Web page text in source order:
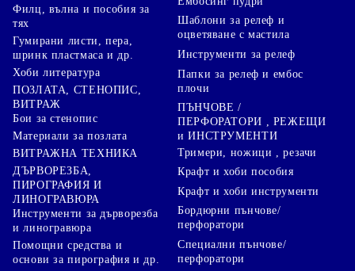
Филц, вълна и пособия за
тях
Гумирани листи, пера,
шринк пластмаса и др.
Хоби литература
ПОЗЛАТА, СТЕНОПИС,
ВИТРАЖ
Бои за стенопис
Материали за позлата
ВИТРАЖНА ТЕХНИКА
ДЪРВОРЕЗБА,
ПИРОГРАФИЯ И
ЛИНОГРАВЮРА
Инструменти за дърворезба
и линогравюра
Помощни средства и
основи за пирография и др.
Шаблони за релеф и
оцветяване с мастила
Инструменти за релеф
Папки за релеф и ембос
плочи
ПЪНЧОВЕ /
ПЕРФОРАТОРИ , РЕЖЕЩИ
и ИНСТРУМЕНТИ
Тримери, ножици , резачи
Крафт и хоби пособия
Крафт и хоби инструменти
Бордюрни пънчове/
перфоратори
Специални пънчове/
перфоратори